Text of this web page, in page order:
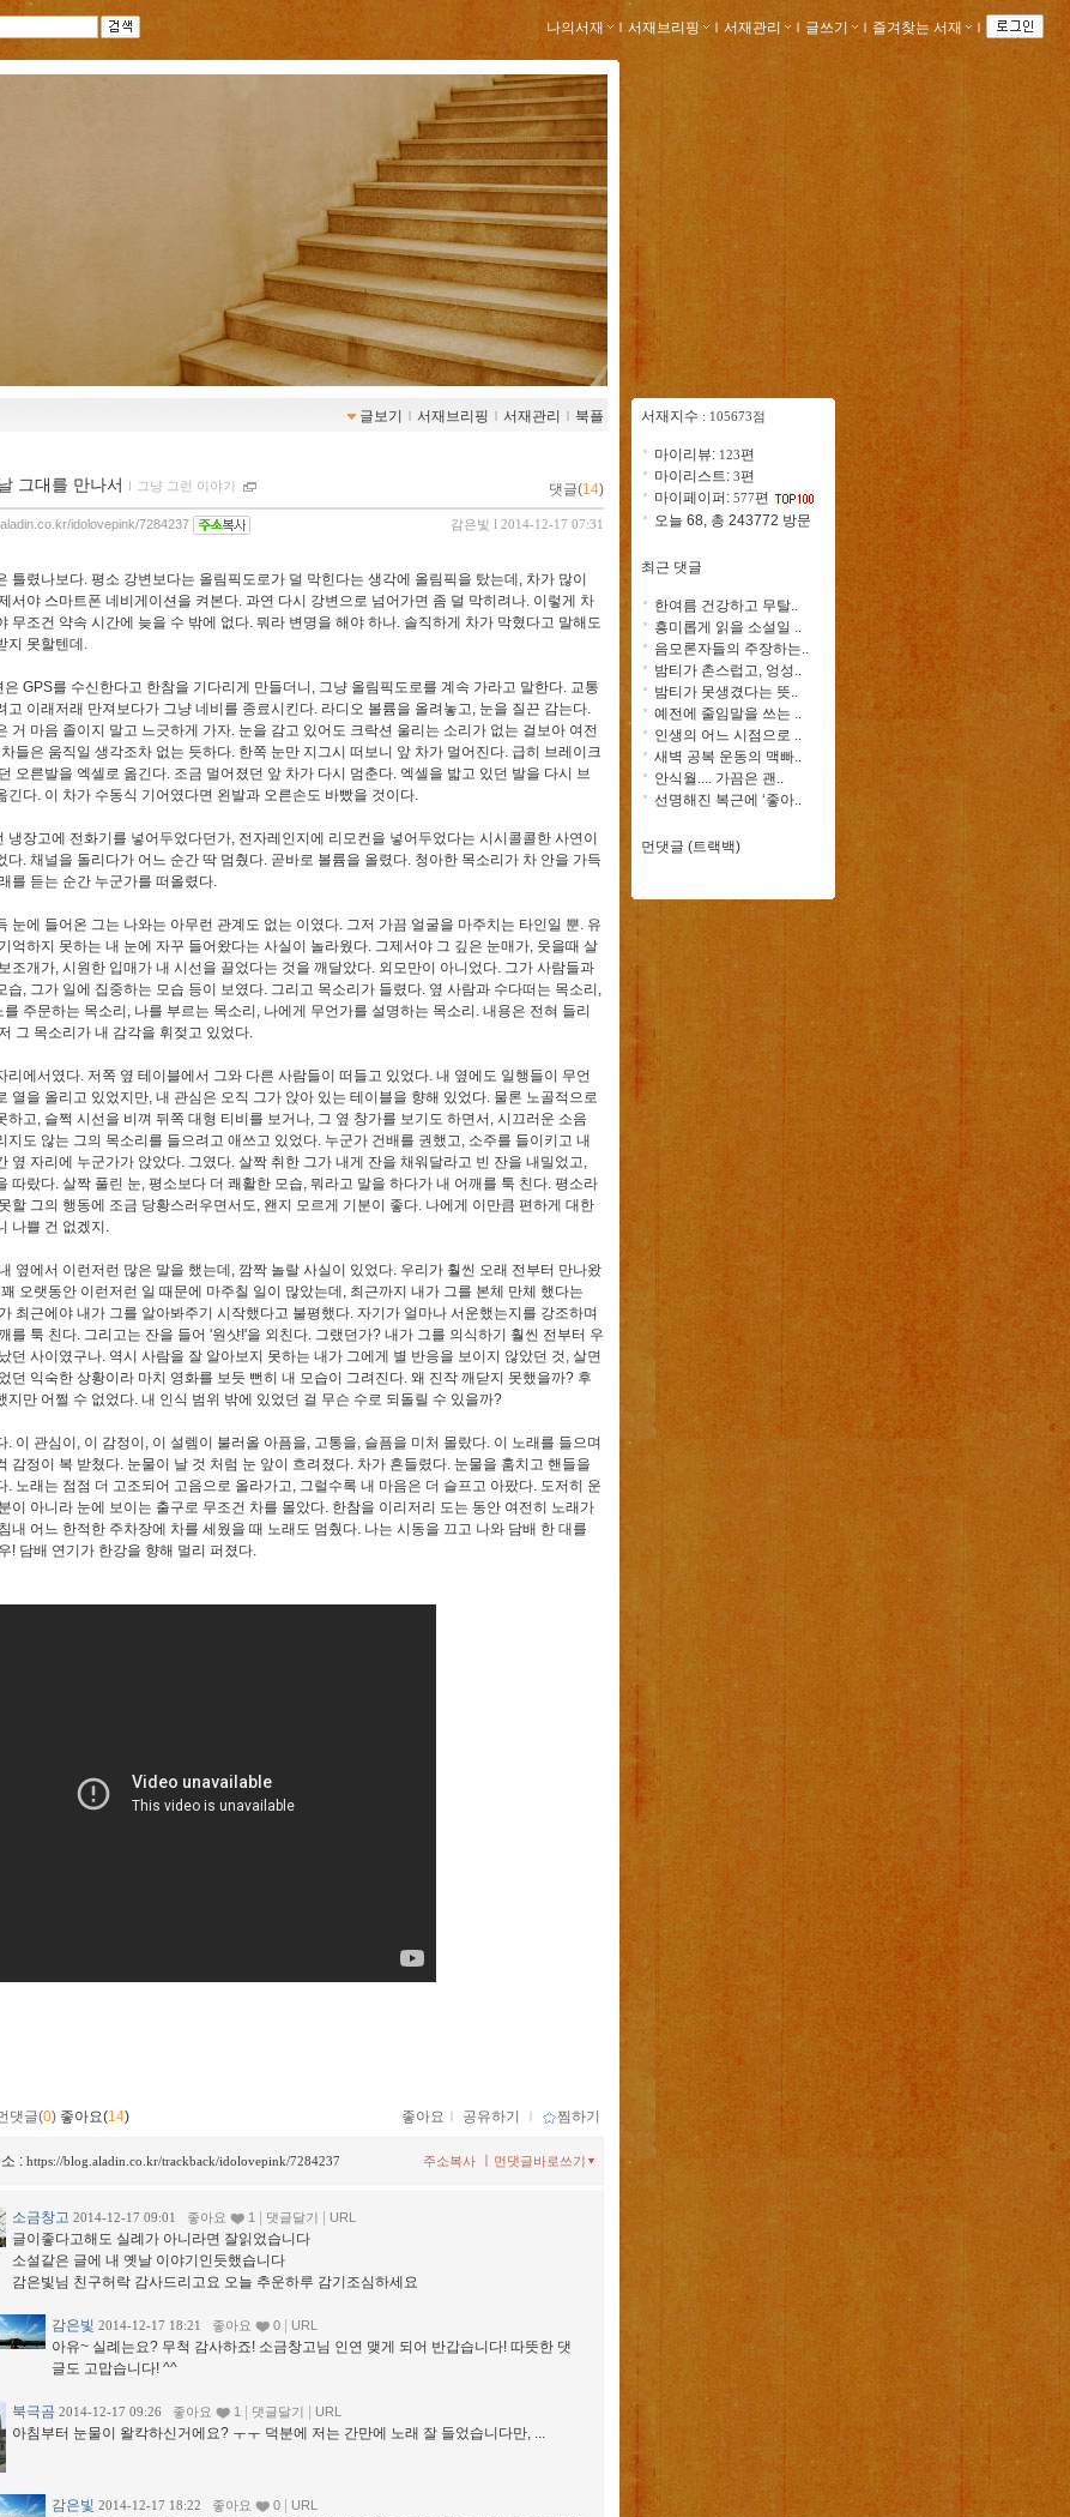
나의서재 ｌ 서재브리핑 ｌ 서재관리 ｌ 글쓰기 ｌ 즐겨찾는 서재 ｌ
글보기 ｌ 서재브리핑 ｌ 서재관리 ｌ 북플
그대를 만나서 ｌ 그냥 그런 이야기 댓글(14)
감은빛 l 2014-12-17 07:31
idolovepink/7284237
틀렸나보다. 평소 강변보다는 올림픽도로가 덜 막힌다는 생각에 올림픽을 탔는데, 차가 많이
서야 스마트폰 네비게이션을 켜본다. 과연 다시 강변으로 넘어가면 좀 덜 막히려나. 이렇게 차
무조건 약속 시간에 늦을 수 밖에 없다. 뭐라 변명을 해야 하나. 솔직하게 차가 막혔다고 말해도
지 못할텐데.
은 GPS를 수신한다고 한참을 기다리게 만들더니, 그냥 올림픽도로를 계속 가라고 말한다. 교통
고 이래저래 만져보다가 그냥 네비를 종료시킨다. 라디오 볼륨을 올려놓고, 눈을 질끈 감는다.
거 마음 졸이지 말고 느긋하게 가자. 눈을 감고 있어도 크락션 울리는 소리가 없는 걸보아 여전
들은 움직일 생각조차 없는 듯하다. 한쪽 눈만 지그시 떠보니 앞 차가 멀어진다. 급히 브레이크
오른발을 엑셀로 옮긴다. 조금 멀어졌던 앞 차가 다시 멈춘다. 엑셀을 밟고 있던 발을 다시 브
긴다. 이 차가 수동식 기어였다면 왼발과 오른손도 바빴을 것이다.
냉장고에 전화기를 넣어두었다던가, 전자레인지에 리모컨을 넣어두었다는 시시콜콜한 사연이
다. 채널을 돌리다가 어느 순간 딱 멈췄다. 곧바로 볼륨을 올렸다. 청아한 목소리가 차 안을 가득
를 듣는 순간 누군가를 떠올렸다.
눈에 들어온 그는 나와는 아무런 관계도 없는 이였다. 그저 가끔 얼굴을 마주치는 타인일 뿐. 유
억하지 못하는 내 눈에 자꾸 들어왔다는 사실이 놀라웠다. 그제서야 그 깊은 눈매가, 웃을때 살
조개가, 시원한 입매가 내 시선을 끌었다는 것을 깨달았다. 외모만이 아니었다. 그가 사람들과
습, 그가 일에 집중하는 모습 등이 보였다. 그리고 목소리가 들렸다. 옆 사람과 수다떠는 목소리,
를 주문하는 목소리, 나를 부르는 목소리, 나에게 무언가를 설명하는 목소리. 내용은 전혀 들리
그 목소리가 내 감각을 휘젖고 있었다.
리에서였다. 저쪽 옆 테이블에서 그와 다른 사람들이 떠들고 있었다. 내 옆에도 일행들이 무언
열을 올리고 있었지만, 내 관심은 오직 그가 앉아 있는 테이블을 향해 있었다. 물론 노골적으로
하고, 슬쩍 시선을 비껴 뒤쪽 대형 티비를 보거나, 그 옆 창가를 보기도 하면서, 시끄러운 소음
지도 않는 그의 목소리를 들으려고 애쓰고 있었다. 누군가 건배를 권했고, 소주를 들이키고 내
옆 자리에 누군가가 앉았다. 그였다. 살짝 취한 그가 내게 잔을 채워달라고 빈 잔을 내밀었고,
따랐다. 살짝 풀린 눈, 평소보다 더 쾌활한 모습, 뭐라고 말을 하다가 내 어깨를 툭 친다. 평소라
할 그의 행동에 조금 당황스러우면서도, 왠지 모르게 기분이 좋다. 나에게 이만큼 편하게 대한
나쁠 건 없겠지.
옆에서 이런저런 많은 말을 했는데, 깜짝 놀랄 사실이 있었다. 우리가 훨씬 오래 전부터 만나왔
오랫동안 이런저런 일 때문에 마주칠 일이 많았는데, 최근까지 내가 그를 본체 만체 했다는
최근에야 내가 그를 알아봐주기 시작했다고 불평했다. 자기가 얼마나 서운했는지를 강조하며
를 툭 친다. 그리고는 잔을 들어 '원샷!'을 외친다. 그랬던가? 내가 그를 의식하기 훨씬 전부터 우
던 사이였구나. 역시 사람을 잘 알아보지 못하는 내가 그에게 별 반응을 보이지 않았던 것, 살면
던 익숙한 상황이라 마치 영화를 보듯 뻔히 내 모습이 그려진다. 왜 진작 깨닫지 못했을까? 후
지만 어쩔 수 없었다. 내 인식 범위 밖에 있었던 걸 무슨 수로 되돌릴 수 있을까?
. 이 관심이, 이 감정이, 이 설렘이 불러올 아픔을, 고통을, 슬픔을 미처 몰랐다. 이 노래를 들으며
감정이 복 받쳤다. 눈물이 날 것 처럼 눈 앞이 흐려졌다. 차가 흔들렸다. 눈물을 훔치고 핸들을
. 노래는 점점 더 고조되어 고음으로 올라가고, 그럴수록 내 마음은 더 슬프고 아팠다. 도저히 운
이 아니라 눈에 보이는 출구로 무조건 차를 몰았다. 한참을 이리저리 도는 동안 여전히 노래가
내 어느 한적한 주차장에 차를 세웠을 때 노래도 멈췄다. 나는 시동을 끄고 나와 담배 한 대를
! 담배 연기가 한강을 향해 멀리 퍼졌다.
댓글(0) 좋아요(14) 좋아요 ｌ 공유하기 ｌ 찜하기
: https://blog.aladin.co.kr/trackback/idolovepink/7284237 먼댓글바로쓰기
주소복사
소금창고 2014-12-17 09:01 좋아요 1 댓글달기 URL
글이좋다고해도 실례가 아니라면 잘읽었습니다
소설같은 글에 내 옛날 이야기인듯했습니다
감은빛님 친구허락 감사드리고요 오늘 추운하루 감기조심하세요
감은빛 2014-12-17 18:21 좋아요 0 URL
아유~ 실례는요? 무척 감사하죠! 소금창고님 인연 맺게 되어 반갑습니다! 따뜻한 댓
글도 고맙습니다! ^^
북극곰 2014-12-17 09:26 좋아요 1 댓글달기 URL
아침부터 눈물이 왈칵하신거에요? ㅜㅜ 덕분에 저는 간만에 노래 잘 들었습니다만, ...
감은빛 2014-12-17 18:22 좋아요 0 URL
서재지수 : 105673점
마이리뷰: 123편
마이리스트: 3편
마이페이퍼: 577편
오늘 68, 총 243772 방문
최근 댓글
한여름 건강하고 무탈..
흥미롭게 읽을 소설일 ..
음모론자들의 주장하는..
밤티가 촌스럽고, 엉성..
밤티가 못생겼다는 뜻..
예전에 줄임말을 쓰는 ..
인생의 어느 시점으로 ..
새벽 공복 운동의 맥빠..
안식월.... 가끔은 괜..
선명해진 복근에 ‘좋아..
먼댓글 (트랙백)